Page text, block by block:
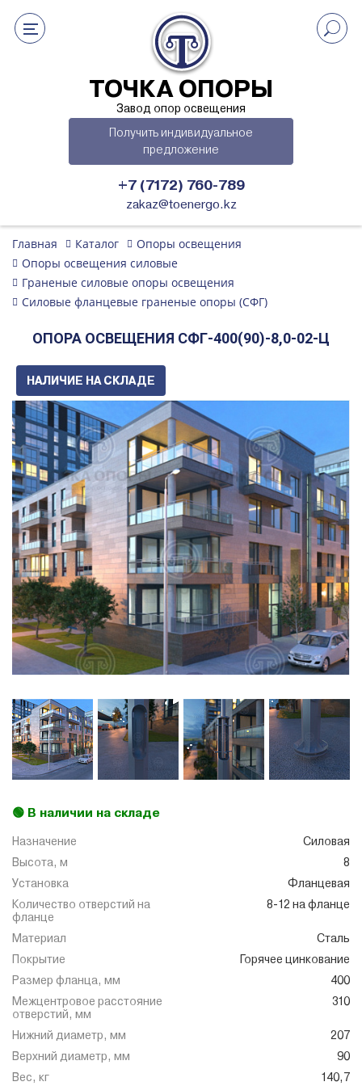
ТОЧКА ОПОРЫ
Завод опор освещения
Получить индивидуальное
предложение
+7 (7172) 760-789
zakaz@toenergo.kz
Главная Каталог
Опоры освещения
Опоры освещения силовые
Граненые силовые опоры освещения
Силовые фланцевые граненые опоры (СФГ)
ОПОРА ОСВЕЩЕНИЯ СФГ-400(90)-8,0-02-Ц
НАЛИЧИЕ НА СКЛАДЕ
🟢 В наличии на складе
Назначение
Силовая
Высота, м
8
Установка
Фланцевая
Количество отверстий на
фланце
8-12 на фланце
Материал
Сталь
Покрытие
Горячее цинкование
Размер фланца, мм
400
Межцентровое расстояние
отверстий, мм
310
Нижний диаметр, мм
207
Верхний диаметр, мм
90
Вес, кг
140,7